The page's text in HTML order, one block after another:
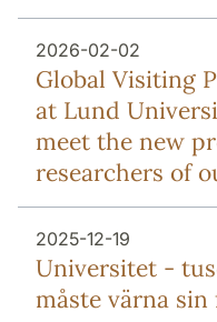
2026-02-02
Global Visiting
at Lund
meet the new
researchers of
2025-12-19
Universitet -
måste värna